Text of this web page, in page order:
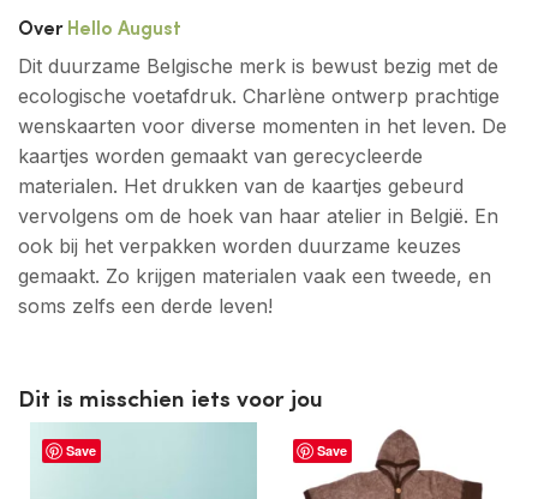
OverHello August
Dit duurzame Belgische merk is bewust bezig met de
ecologische voetafdruk. Charlène ontwerp prachtige
wenskaarten voor diverse momenten in het leven. De
kaartjes worden gemaakt van gerecycleerde
materialen. Het drukken van de kaartjes gebeurd
vervolgens om de hoek van haar atelier in België. En
ook bij het verpakken worden duurzame keuzes
gemaakt. Zo krijgen materialen vaak een tweede, en
soms zelfs een derde leven!
Dit is misschien iets voor jou
Save Save